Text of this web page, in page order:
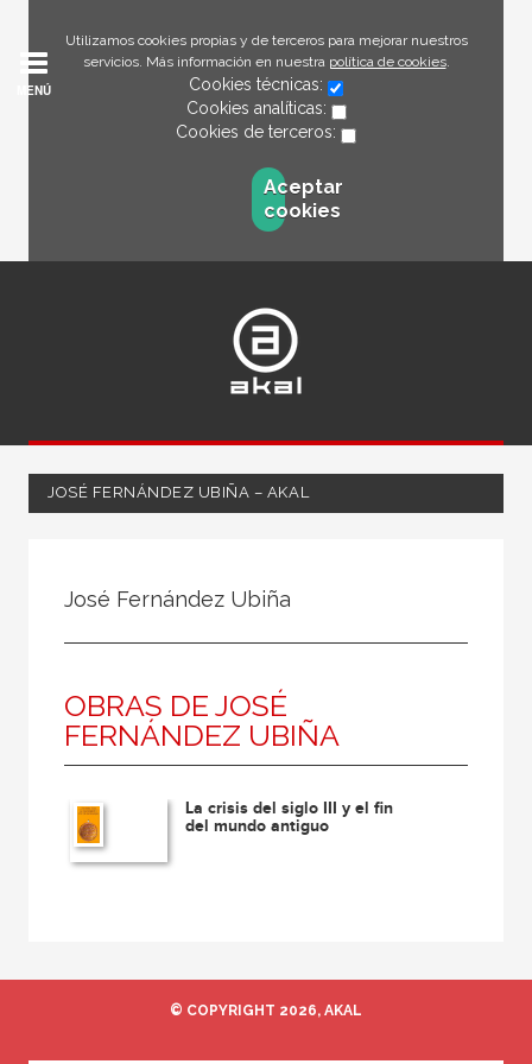
Utilizamos cookies propias y de terceros para mejorar nuestros
servicios. Más información en nuestra política de cookies.
Cookies técnicas:
Cookies analíticas:
Cookies de terceros:
Aceptar
cookies
MENÚ
JOSÉ FERNÁNDEZ UBIÑA – AKAL
Coordinador
Editor
Escritor
Escritora
Traductor
José Fernández Ubiña
OBRAS DE JOSÉ
FERNÁNDEZ UBIÑA
La crisis del siglo III y el fin
del mundo antiguo
© COPYRIGHT 2026, AKAL